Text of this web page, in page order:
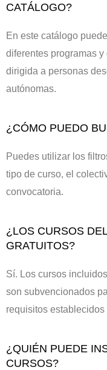
CATÁLOGO?
En este catálogo
diferentes programas
dirigida a personas
autónomas.
¿CÓMO PUEDO
Puedes utilizar los
tipo de curso, el
convocatoria.
¿LOS CURSOS
GRATUITOS?
Sí. Los cursos
son subvencionados
requisitos
¿QUIÉN PUEDE
CURSOS?